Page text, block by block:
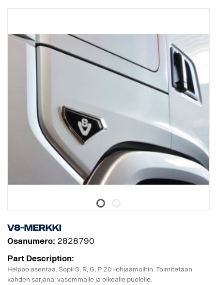
V8-merkki
Osanumero: 2828790
Part Description:
Helppo asentaa. Sopii S, R, G, P 20 -ohjaamoihin. Toimitetaan
kahden sarjana, vasemmalle ja oikealle puolelle.